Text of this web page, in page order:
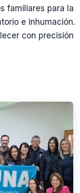
familiares para la
e inhumación.
con precisión